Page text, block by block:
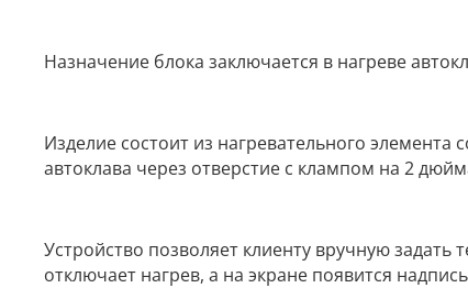
Назначение блока заключается в нагреве
Изделие состоит из нагревательного
автоклава через отверстие с клампом на 2
Устройство позволяет клиенту вручную
отключает нагрев, а на экране появится